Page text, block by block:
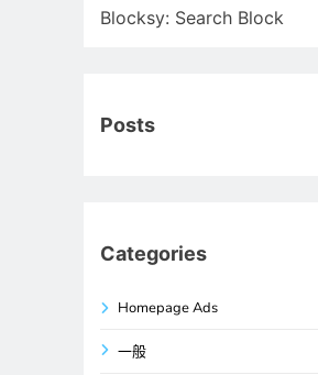
Blocksy: Search Block
Posts
Categories
Homepage Ads
一般